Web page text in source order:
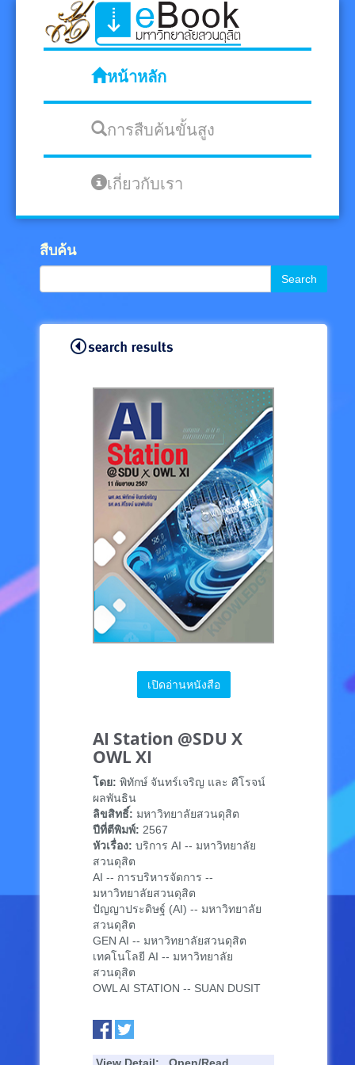
หน้าหลัก
การสืบค้นขั้นสูง
เกี่ยวกับเรา
สืบค้น
Search
เปิดอ่านหนังสือ
AI Station @SDU X
OWL XI
โดย: พิทักษ์ จันทร์เจริญ และ ศิโรจน์
ผลพันธิน
ลิขสิทธิ์: มหาวิทยาลัยสวนดุสิต
ปีที่ตีพิมพ์: 2567
หัวเรื่อง: บริการ AI -- มหาวิทยาลัย
สวนดุสิต
AI -- การบริหารจัดการ --
มหาวิทยาลัยสวนดุสิต
ปัญญาประดิษฐ์ (AI) -- มหาวิทยาลัย
สวนดุสิต
GEN AI -- มหาวิทยาลัยสวนดุสิต
เทคโนโลยี AI -- มหาวิทยาลัย
สวนดุสิต
OWL AI STATION -- SUAN DUSIT
View Detail: Open/Read